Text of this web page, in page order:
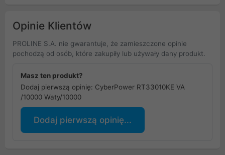
Opinie Klientów
PROLINE S.A. nie gwarantuje, że zamieszczone opinie
pochodzą od osób, które zakupiły lub używały dany produkt.
Masz ten produkt?
Dodaj pierwszą opinię: CyberPower RT33010KE VA
/10000 Waty/10000
Dodaj pierwszą opinię...